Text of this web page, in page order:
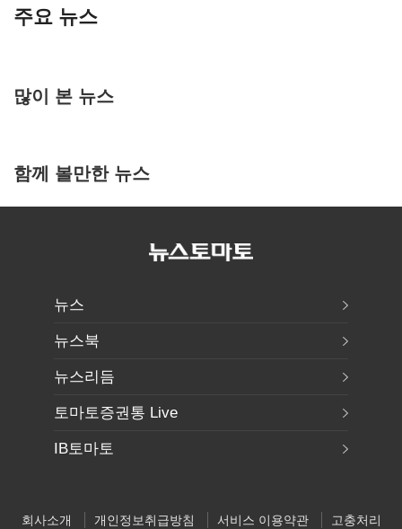
주요 뉴스
많이 본 뉴스
함께 볼만한 뉴스
뉴스
뉴스북
뉴스리듬
토마토증권통 Live
IB토마토
회사소개 개인정보취급방침 서비스 이용약관 고충처리